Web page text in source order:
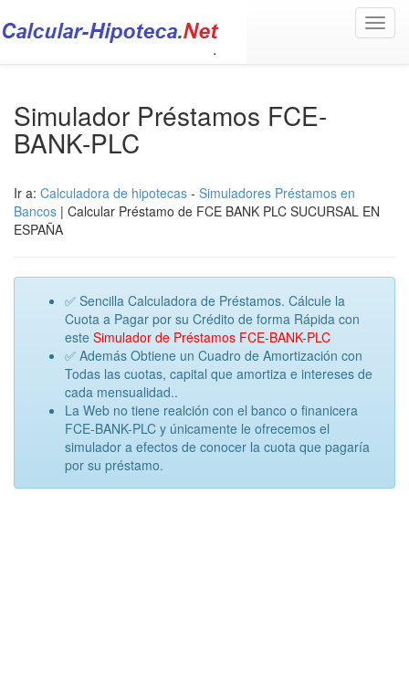
Simulador Préstamos FCE-
BANK-PLC
Ir a: Calculadora de hipotecas - Simuladores Préstamos en
Bancos | Calcular Préstamo de FCE BANK PLC SUCURSAL EN
ESPAÑA
✅ Sencilla Calculadora de Préstamos. Cálcule la
Cuota a Pagar por su Crédito de forma Rápida con
este Simulador de Préstamos FCE-BANK-PLC
✅ Además Obtiene un Cuadro de Amortización con
Todas las cuotas, capital que amortiza e intereses de
cada mensualidad..
La Web no tiene realción con el banco o finanicera
FCE-BANK-PLC y únicamente le ofrecemos el
simulador a efectos de conocer la cuota que pagaría
por su préstamo.